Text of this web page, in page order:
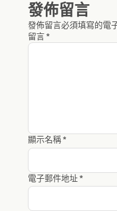
發佈留言
發佈留言必須填寫的電
留言*
顯示名稱*
電子郵件地址*